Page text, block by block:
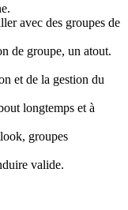
avec des groupes de
de groupe, un atout.
et de la gestion du
longtemps et à
groupes
valide.